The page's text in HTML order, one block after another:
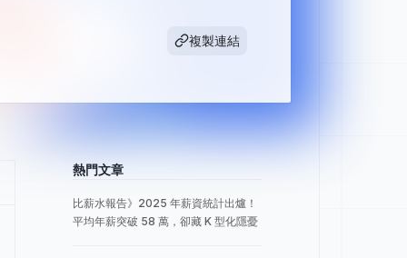
複製連結
熱門文章
比薪水報告》2025 年薪資統計出爐！
平均年薪突破 58 萬，卻藏 K 型化隱憂